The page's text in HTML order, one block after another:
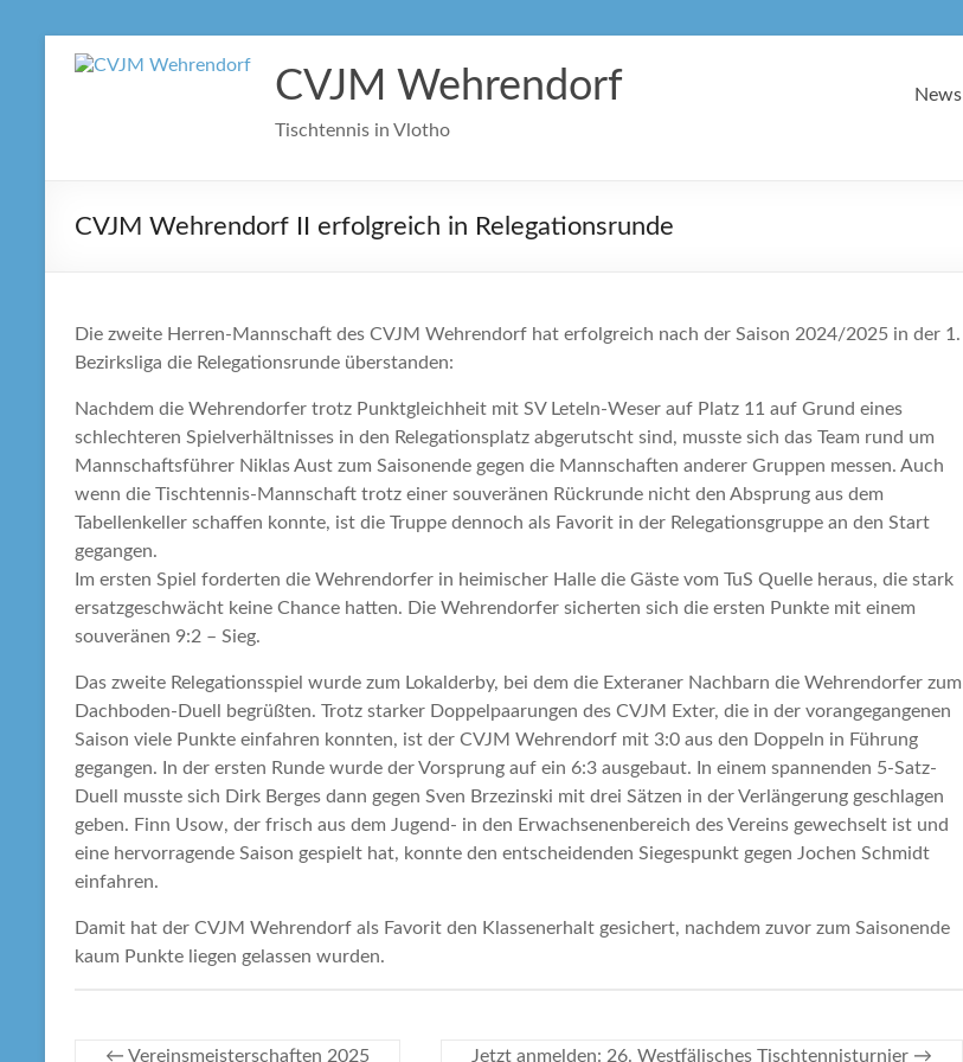
Inhalt
CVJM Wehrendorf
Tischtennis in Vlotho
News
CVJM Wehrendorf II erfolgreich in Relegationsrunde
Die zweite Herren-Mannschaft des CVJM Wehrendorf hat erfolgreich nach der Saison 2024/2025 in der 1.
Bezirksliga die Relegationsrunde überstanden:
Nachdem die Wehrendorfer trotz Punktgleichheit mit SV Leteln-Weser auf Platz 11 auf Grund eines
schlechteren Spielverhältnisses in den Relegationsplatz abgerutscht sind, musste sich das Team rund um
Mannschaftsführer Niklas Aust zum Saisonende gegen die Mannschaften anderer Gruppen messen. Auch
wenn die Tischtennis-Mannschaft trotz einer souveränen Rückrunde nicht den Absprung aus dem
Tabellenkeller schaffen konnte, ist die Truppe dennoch als Favorit in der Relegationsgruppe an den Start
gegangen.
Im ersten Spiel forderten die Wehrendorfer in heimischer Halle die Gäste vom TuS Quelle heraus, die stark
ersatzgeschwächt keine Chance hatten. Die Wehrendorfer sicherten sich die ersten Punkte mit einem
souveränen 9:2 – Sieg.
Das zweite Relegationsspiel wurde zum Lokalderby, bei dem die Exteraner Nachbarn die Wehrendorfer zum
Dachboden-Duell begrüßten. Trotz starker Doppelpaarungen des CVJM Exter, die in der vorangegangenen
Saison viele Punkte einfahren konnten, ist der CVJM Wehrendorf mit 3:0 aus den Doppeln in Führung
gegangen. In der ersten Runde wurde der Vorsprung auf ein 6:3 ausgebaut. In einem spannenden 5-Satz-
Duell musste sich Dirk Berges dann gegen Sven Brzezinski mit drei Sätzen in der Verlängerung geschlagen
geben. Finn Usow, der frisch aus dem Jugend- in den Erwachsenenbereich des Vereins gewechselt ist und
eine hervorragende Saison gespielt hat, konnte den entscheidenden Siegespunkt gegen Jochen Schmidt
einfahren.
Damit hat der CVJM Wehrendorf als Favorit den Klassenerhalt gesichert, nachdem zuvor zum Saisonende
kaum Punkte liegen gelassen wurden.
← Vereinsmeisterschaften 2025 Jetzt anmelden: 26. Westfälisches Tischtennisturnier →